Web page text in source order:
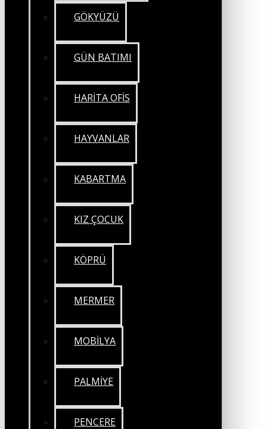
GÖKYÜZÜ
GÜN BATIMI
HARİTA OFİS
HAYVANLAR
KABARTMA
KIZ ÇOCUK
KÖPRÜ
MERMER
MOBİLYA
PALMİYE
PENCERE